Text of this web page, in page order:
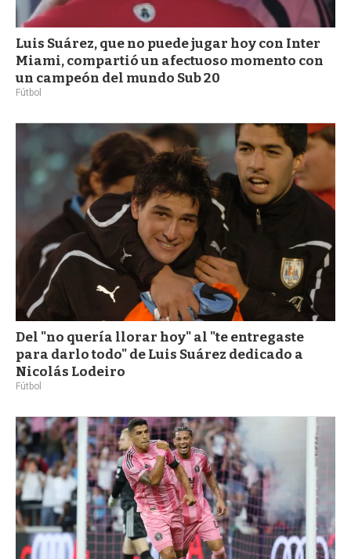
Luis Suárez, que no puede jugar hoy con Inter
Miami, compartió un afectuoso momento con
un campeón del mundo Sub 20
Fútbol
Del "no quería llorar hoy" al "te entregaste
para darlo todo" de Luis Suárez dedicado a
Nicolás Lodeiro
Fútbol